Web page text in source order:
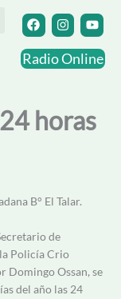
F
a
c
e
b
I
n
s
t
a
m
Y
o
u
t
u
Radio Online
horas
B° El Talar.
de
Policía Crio
Domingo Ossan, se
del año las 24